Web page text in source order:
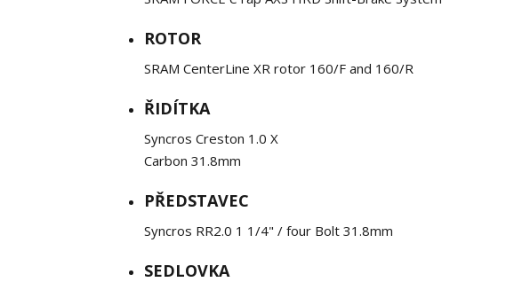
ROTOR
SRAM CenterLine XR rotor 160/F and 160/R
ŘIDÍTKA
Syncros Creston 1.0 X
Carbon 31.8mm
PŘEDSTAVEC
Syncros RR2.0 1 1/4" / four Bolt 31.8mm
SEDLOVKA